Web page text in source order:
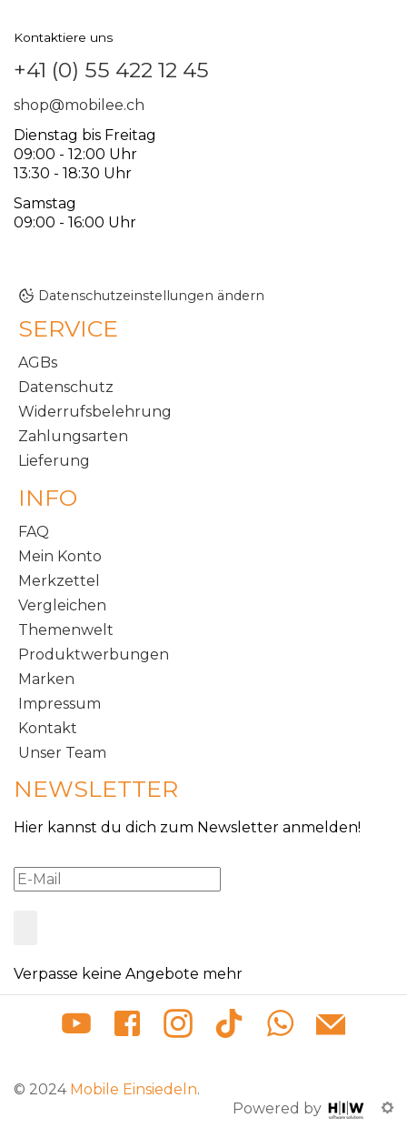
Kontaktiere uns
+41 (0) 55 422 12 45
shop@mobilee.ch
Dienstag bis Freitag
09:00 - 12:00 Uhr
13:30 - 18:30 Uhr
Samstag
09:00 - 16:00 Uhr
Datenschutzeinstellungen ändern
SERVICE
AGBs
Datenschutz
Widerrufsbelehrung
Zahlungsarten
Lieferung
INFO
FAQ
Mein Konto
Merkzettel
Vergleichen
Themenwelt
Produktwerbungen
Marken
Impressum
Kontakt
Unser Team
NEWSLETTER
Hier kannst du dich zum Newsletter anmelden!
Verpasse keine Angebote mehr
© 2024 Mobile Einsiedeln.
Powered by